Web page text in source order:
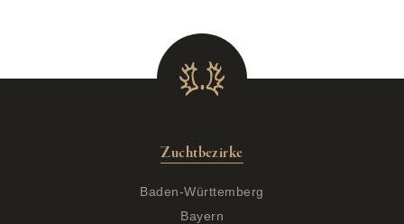
Zuchtbezirke
Baden-Württemberg
Bayern